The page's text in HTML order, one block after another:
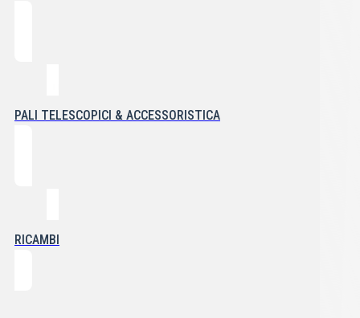
PALI TELESCOPICI & ACCESSORISTICA
RICAMBI